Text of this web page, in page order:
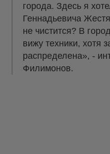
города. Здесь я
Геннадьевича
не чистится? В
вижу техники, хотя
распределена», -
Филимонов.